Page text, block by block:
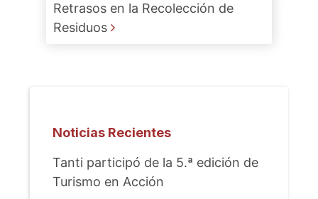
Retrasos en la Recolección de
Residuos
Noticias Recientes
Tanti participó de la 5.ª edición de
Turismo en Acción